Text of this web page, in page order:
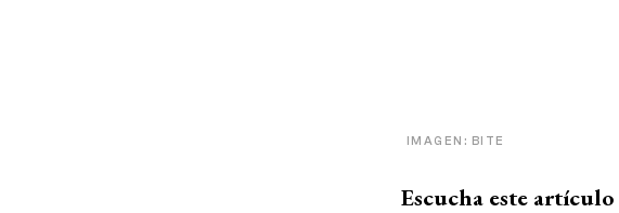
IMAGEN: BITE
Escucha este